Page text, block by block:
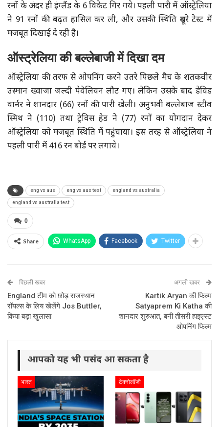
रनों के अंदर ही इंग्लैंड के 6 विकेट गिर गये। पहली पारी में ऑस्ट्रेलिया
ने 91 रनों की बढ़त हासिल कर ली, और उसकी स्थिति दूसरे टेस्ट में
मजबूत दिखाई दे रही है।
ऑस्ट्रेलिया की बल्लेबाजी में दिखा दम
ऑस्ट्रेलिया की तरफ से ओपनिंग करने उतरे पिछले मैच के शतकवीर
उस्मान ख्वाजा जल्दी पेवेलियन लौट गए। लेकिन उसके बाद डेविड
वार्नर ने शानदार (66) रनों की पारी खेली। अनुभवी बल्लेबाज स्टीव
स्मिथ ने (110) तथा ट्रेविस हेड ने (77) रनों का योगदान देकर
ऑस्ट्रेलिया को मजबूत स्थिति में पहुंचाया। इस तरह से ऑस्ट्रेलिया ने
पहली पारी में 416 रन बोर्ड पर लगाये।
eng vs aus eng vs aus test england vs australia
england vs australia test
0
Share WhatsApp Facebook Twitter
पिछली खबर
England टीम को छोड़ राजस्थान
रॉयल्स के लिय खेलेंगे Jos Buttler,
किया बड़ा खुलासा
अगली खबर
Kartik Aryan की फिल्म
Satyaprem Ki Katha की
शानदार शुरुआत, बनी तीसरी हाइएस्ट
ओपनिंग फिल्म
आपको यह भी पसंद आ सकता है
भारत टेक्नोलॉजी